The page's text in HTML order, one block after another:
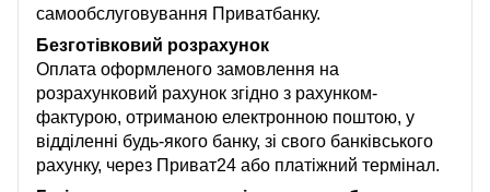
самообслуговування Приватбанку.
Безготівковий розрахунок
Оплата оформленого замовлення на
розрахунковий рахунок згідно з рахунком-
фактурою, отриманою електронною поштою, у
відділенні будь-якого банку, зі свого банківського
рахунку, через Приват24 або платіжний термінал.